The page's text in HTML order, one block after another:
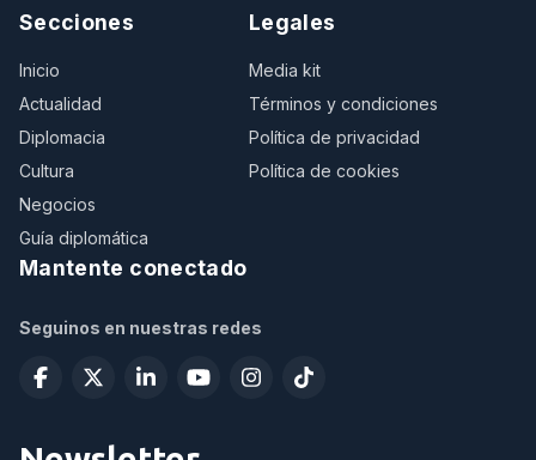
Secciones
Inicio
Actualidad
Diplomacia
Cultura
Negocios
Guía diplomática
Legales
Media kit
Términos y condiciones
Política de privacidad
Política de cookies
Mantente conectado
Seguinos en nuestras redes